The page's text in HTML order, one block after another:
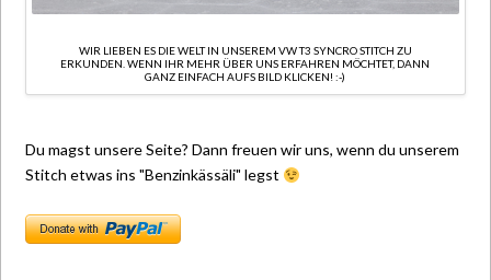
WIR LIEBEN ES DIE WELT IN UNSEREM VW T3 SYNCRO STITCH ZU
ERKUNDEN. WENN IHR MEHR ÜBER UNS ERFAHREN MÖCHTET, DANN
GANZ EINFACH AUFS BILD KLICKEN! :-)
Du magst unsere Seite? Dann freuen wir uns, wenn du unserem
Stitch etwas ins "Benzinkässäli" legst